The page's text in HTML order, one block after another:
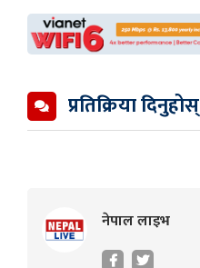
प्रतिक्रिया दिनुहोस्
नेपाल लाइभ